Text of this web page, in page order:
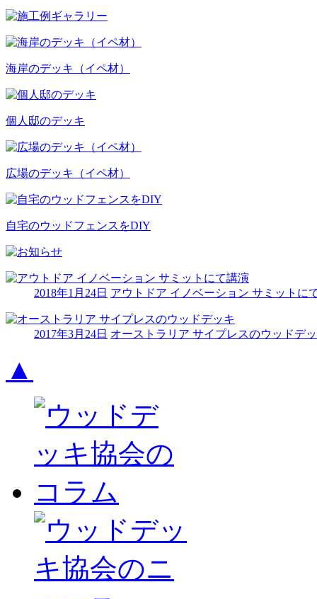
海岸のデッキ（イペ材）
個人邸のデッキ
広場のデッキ（イペ材）
自宅のウッドフェンスをDIY
2018年1月24日 アウトドア イノベーション サミットに
2017年3月24日 オーストラリア サイプレスのウッドデ
▲